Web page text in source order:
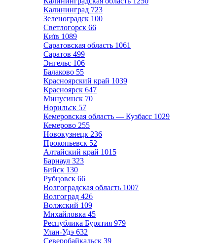
Калининград 723
Зеленоградск 100
Светлогорск 66
Київ 1089
Саратовская область 1061
Саратов 499
Энгельс 106
Балаково 55
Красноярский край 1039
Красноярск 647
Минусинск 70
Норильск 57
Кемеровская область — Кузбасс 1029
Кемерово 255
Новокузнецк 236
Прокопьевск 52
Алтайский край 1015
Барнаул 323
Бийск 130
Рубцовск 66
Волгоградская область 1007
Волгоград 426
Волжский 109
Михайловка 45
Республика Бурятия 979
Улан-Удэ 632
Северобайкальск 39